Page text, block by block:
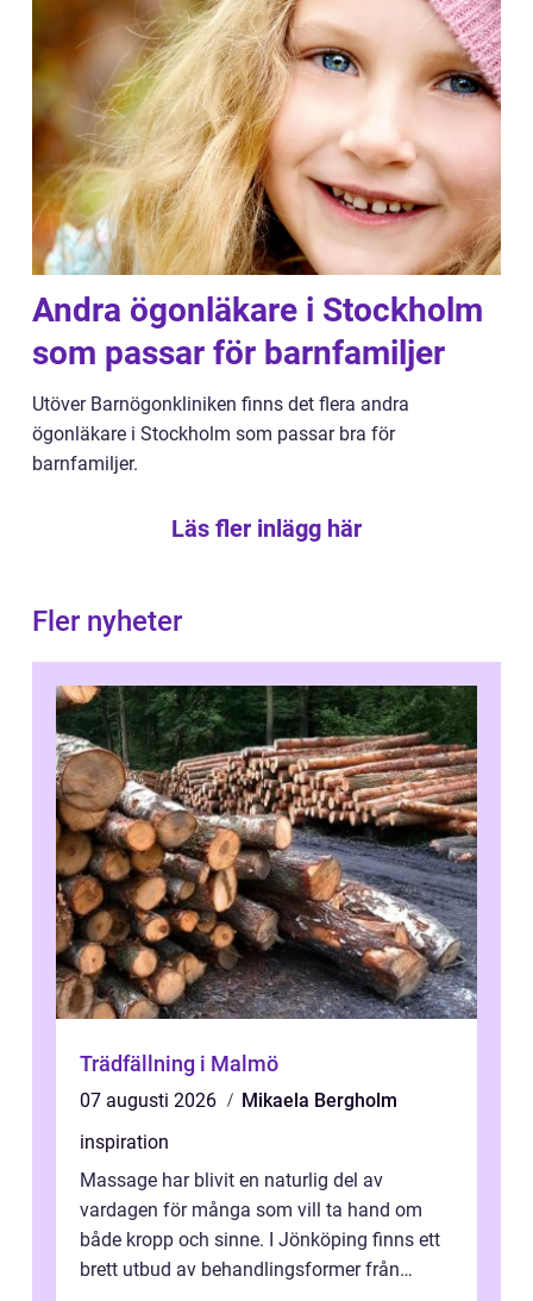
Andra ögonläkare i Stockholm
som passar för barnfamiljer
Utöver Barnögonkliniken finns det flera andra
ögonläkare i Stockholm som passar bra för
barnfamiljer.
Läs fler inlägg här
Fler nyheter
Trädfällning i Malmö
07 augusti 2026
Mikaela Bergholm
inspiration
Massage har blivit en naturlig del av
vardagen för många som vill ta hand om
både kropp och sinne. I Jönköping finns ett
brett utbud av behandlingsformer från